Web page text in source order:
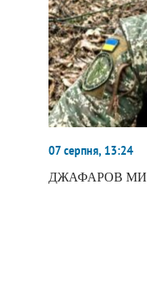
07 серпня, 13:24
ДЖАФАРОВ